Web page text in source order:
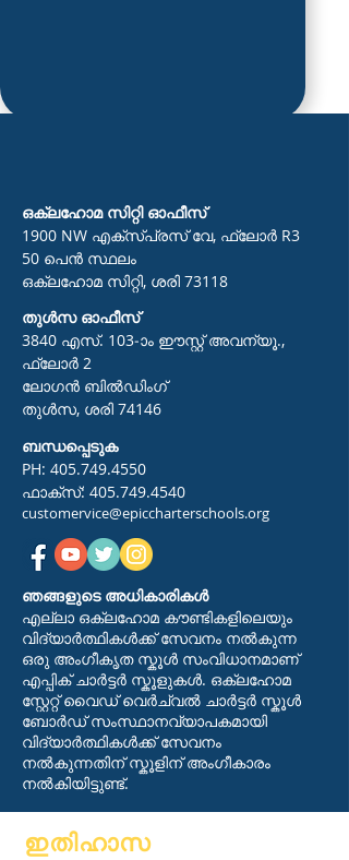
ഒക്ലഹോമ സിറ്റി ഓഫീസ്
1900 NW എക്സ്പ്രസ് വേ, ഫ്ലോർ R3
50 പെൻ സ്ഥലം
ഒക്ലഹോമ സിറ്റി, ശരി 73118
തുൾസ ഓഫീസ്
3840 എസ്. 103-ാം ഈസ്റ്റ് അവന്യൂ.,
ഫ്ലോർ 2
ലോഗൻ ബിൽഡിംഗ്
തുൾസ, ശരി 74146
ബന്ധപ്പെടുക
PH: 405.749.4550
ഫാക്സ്: 405.749.4540
customervice@epiccharterschools.org
ഞങ്ങളുടെ അധികാരികൾ
എല്ലാ ഒക്ലഹോമ കൗണ്ടികളിലെയും
വിദ്യാർത്ഥികൾക്ക് സേവനം നൽകുന്ന
ഒരു അംഗീകൃത സ്കൂൾ സംവിധാനമാണ്
എപ്പിക് ചാർട്ടർ സ്കൂളുകൾ. ഒക്‌ലഹോമ
സ്റ്റേറ്റ് വൈഡ് വെർച്വൽ ചാർട്ടർ സ്കൂൾ
ബോർഡ് സംസ്ഥാനവ്യാപകമായി
വിദ്യാർത്ഥികൾക്ക് സേവനം
നൽകുന്നതിന് സ്കൂളിന് അംഗീകാരം
നൽകിയിട്ടുണ്ട്.
ഇതിഹാസ